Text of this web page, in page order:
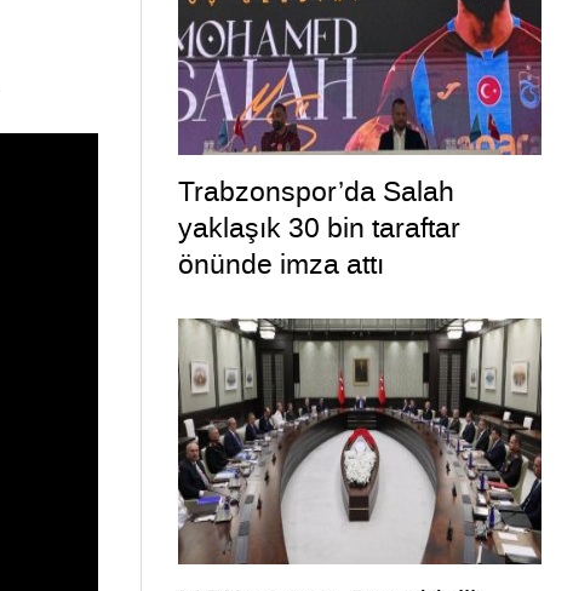
Trabzonspor’da Salah
yaklaşık 30 bin taraftar
önünde imza attı